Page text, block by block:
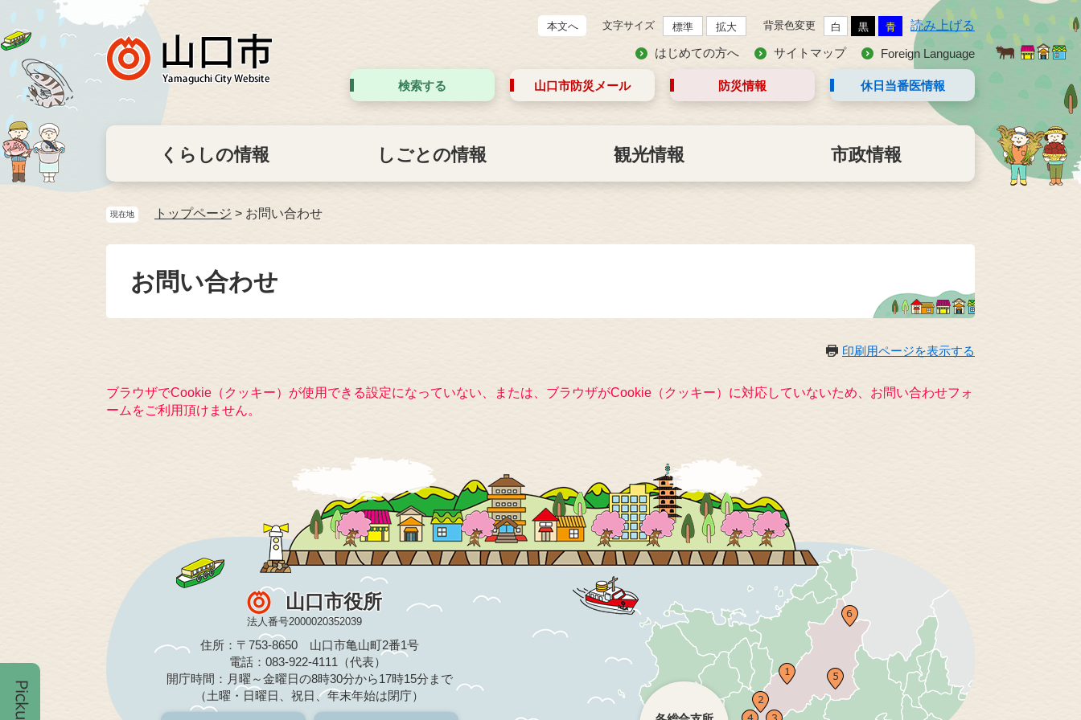
本文へ 文字サイズ 標準 拡大 背景色変更 白 黒 青 読み上げる
はじめての方へ サイトマップ Foreign Language
検索する 山口市防災 メール 防災情報 休日当番医情報
くらしの情報 しごとの情報 観光情報 市政情報
現在地 トップページ > お問い合わせ
お問い合わせ
印刷用ページを表示する
ブラウザでCookie（クッキー）が使用できる設定になっていない、または、ブラウザがCookie（クッキー）に対応していないため、お問い合わせフォ
ームをご利用頂けません。
山口市役所
法人番号2000020352039
住所：〒753-8650 山口市亀山町2番1号
電話：083-922-4111（代表）
開庁時間：月曜～金曜日の8時30分から17時15分まで
（土曜・日曜日、祝日、年末年始は閉庁）